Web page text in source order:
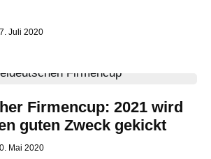
Juli 2020
Firmencup: 2021 wird
guten Zweck gekickt
Mai 2020